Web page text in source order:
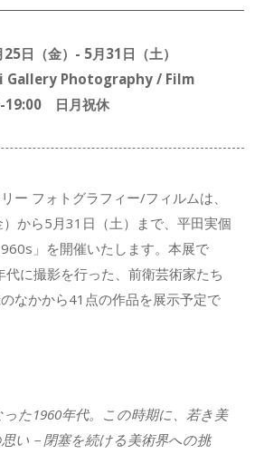
25日（金）- 5月31 日（土）
Gallery Photography / Film
19:00 日月祝休
ー フォトグラフィー/フィルムは、
から5月31日（土）まで、平田実個
」を開催いたします。本展で
に撮影を行った、前衛芸術家たち
なかから41点の作品を展示予定で
た1960年代。この時期に、若き美
い－閉塞を続ける美術界への挑